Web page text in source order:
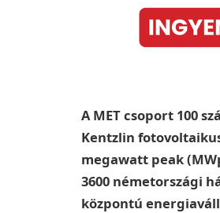
A MET csoport 100
Kentzlin
megawatt peak
3600 németországi
központú